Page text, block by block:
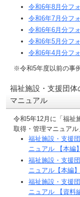
令和6年8月分フ
令和6年7月分フ
令和6年6月分フ
令和6年5月分フ
令和6年4月分フ
※令和5年度以前の事
福祉施設・支援団
マニュアル
令和5年12月に「福祉
取得・管理マニュアル
福祉施設・支援
ニュアル 【本編】
福祉施設・支援
ニュアル【本編
福祉施設・支援
ニュアル 【資料